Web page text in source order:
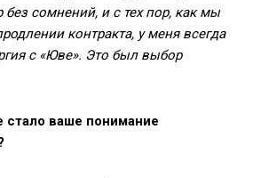
сомнений, и с тех пор, как мы
контракта, у меня всегда
с «Юве». Это был выбор
стало ваше понимание